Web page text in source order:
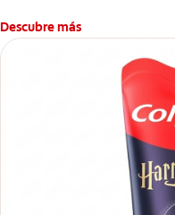
Descubre más